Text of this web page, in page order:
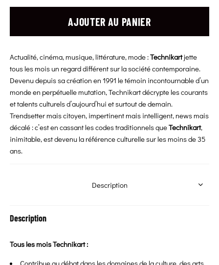
Actualité, cinéma, musique, littérature, mode :Technikartjette
tous les mois un regard différent sur la société contemporaine.
Devenu depuis sa création en 1991 le témoin incontournable d’un
monde en perpétuelle mutation, Technikart décrypte les courants
et talents culturels d’aujourd’hui et surtout de demain.
Trendsetter mais citoyen, impertinent mais intelligent, news mais
décalé : c’est en cassant les codes traditionnels queTechnikart,
inimitable, est devenu la référence culturelle sur les moins de 35
ans.
AJOUTER AU PANIER
Description
Description
Tous les mois Technikart :